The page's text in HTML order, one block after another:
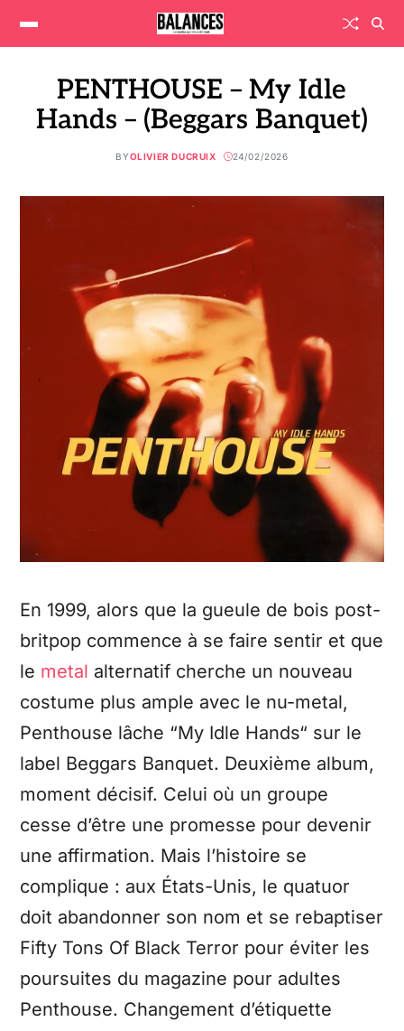
PENTHOUSE – My Idle
Hands – (Beggars Banquet)
BYOLIVIER DUCRUIX 24/02/2026
En 1999, alors que la gueule de bois post-
britpop commence à se faire sentir et que
le metal alternatif cherche un nouveau
costume plus ample avec le nu-metal,
Penthouse lâche “My Idle Hands“ sur le
label Beggars Banquet. Deuxième album,
moment décisif. Celui où un groupe
cesse d’être une promesse pour devenir
une affirmation. Mais l’histoire se
complique : aux États-Unis, le quatuor
doit abandonner son nom et se rebaptiser
Fifty Tons Of Black Terror pour éviter les
poursuites du magazine pour adultes
Penthouse. Changement d’étiquette